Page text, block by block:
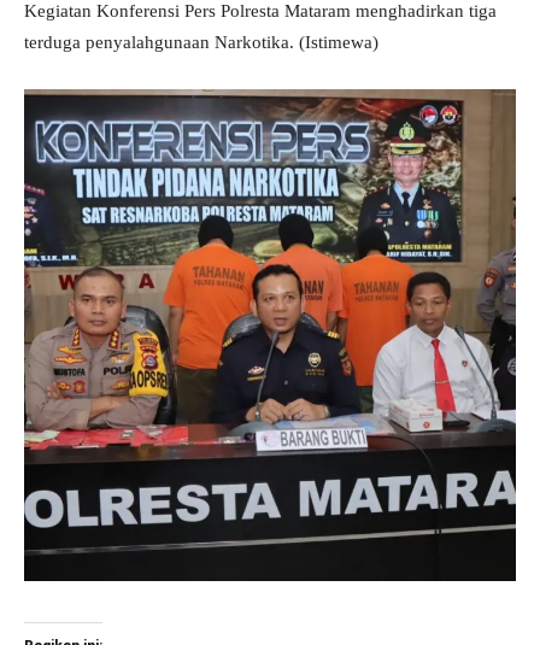
Kegiatan Konferensi Pers Polresta Mataram menghadirkan tiga
terduga penyalahgunaan Narkotika. (Istimewa)